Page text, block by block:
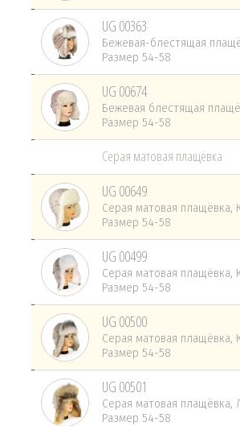
UG 00363
Бежевая-блестящая
Размер 54-58
UG 00674
Бежевая блестящая
Размер 54-58
Серая матовая плащёвка
UG 00649
Серая матовая плащёвка,
Размер 54-58
UG 00499
Серая матовая плащёвка,
Размер 54-58
UG 00500
Серая матовая плащёвка,
Размер 54-58
UG 00501
Серая матовая плащёвка,
Размер 54-58